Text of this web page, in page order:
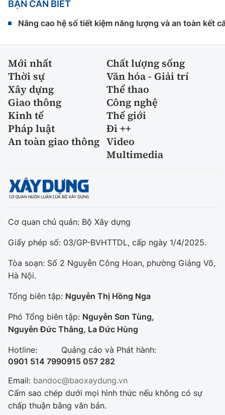
BẠN CẦN BIẾT
Nâng cao hệ số tiết kiệm năng lượng và an toàn kết
Mới nhất
Chất lượng sống
Thời sự
Văn hóa - Giải trí
Xây dựng
Thể thao
Giao thông
Công nghệ
Kinh tế
Thế giới
Pháp luật
Đi ++
An toàn giao thông Video
Multimedia
Cơ quan chủ quản: Bộ Xây dựng
Giấy phép số: 03/GP-BVHTTDL, cấp ngày 1/4/2025.
Tòa soạn: Số 2 Nguyễn Công Hoan, phường Giảng Võ,
Hà Nội.
Tổng biên tập: Nguyễn Thị Hồng Nga
Phó Tổng biên tập: Nguyễn Sơn Tùng,
Nguyễn Đức Thắng, La Đức Hùng
Hotline:
0901 514 799
Quảng cáo và Phát hành:
0915 057 282
Email: bandoc@baoxaydung.vn
Cấm sao chép dưới mọi hình thức nếu không có sự
chấp thuận bằng văn bản.